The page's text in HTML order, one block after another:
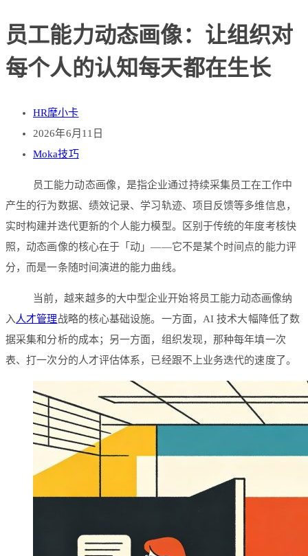
员工能力动态画像：让组织对
每个人的认知每天都在生长
HR摩小卡
2026年6月11日
Moka技巧
员工能力动态画像，是指企业通过持续采集员工在工作中
产生的行为数据、绩效记录、学习轨迹、项目反馈等多维信息，
实时构建并迭代更新的个人能力模型。区别于传统的年度考核快
照，动态画像的核心在于「动」——它不是某个时间点的能力评
分，而是一条随时间演进的能力曲线。
当前，越来越多的大中型企业开始将员工能力动态画像纳
入 人才管理战略的核心基础设施。一方面，AI 技术大幅降低了数
据采集和分析的成本；另一方面，组织发现，那种每年填一次
表、打一次分的人才评估体系，已经跟不上业务迭代的速度了。